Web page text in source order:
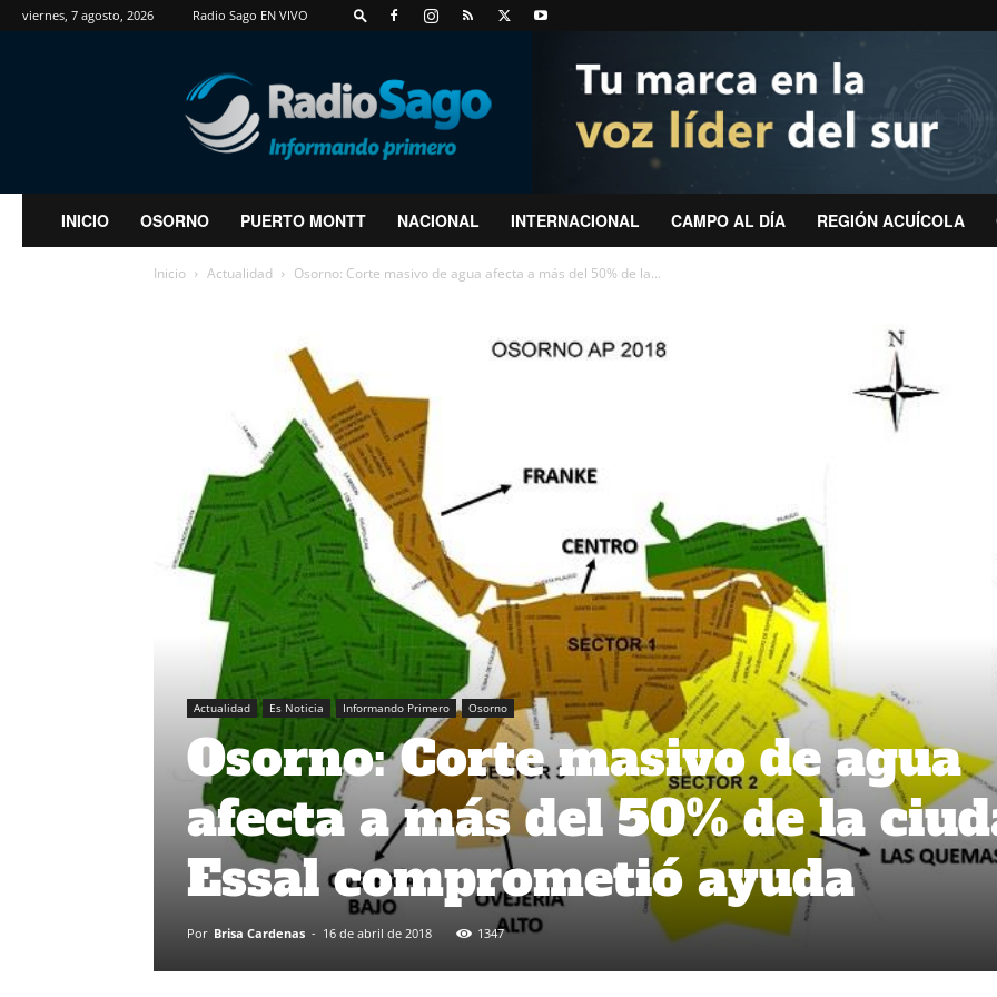
viernes, 7 agosto, 2026 Radio Sago EN VIVO
RadioSago
INICIO OSORNO PUERTO MONTT NACIONAL INTERNACIONAL CAMPO AL DÍA REGIÓN ACUÍCOLA
Inicio Actualidad Osorno: Corte masivo de agua afecta a más del 50% de la...
Actualidad Es Noticia Informando Primero Osorno
Osorno: Corte masivo de agua
afecta a más del 50% de la
Essal comprometió ayuda
Por Brisa Cardenas - 16 de abril de 2018 1347